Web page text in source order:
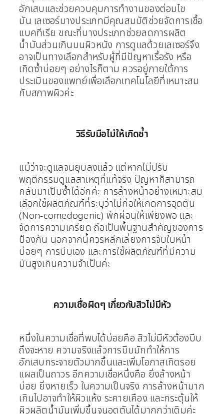
อักเสบและช่วยควบคุมการทำงานของต่อมไข
มัน เลเซอร์บางประเภทมีคุณสมบัติช่วยจัดการเชื้อ
แบคทีเรีย ขณะที่บางประเภทช่วยลดการผลิต
น้ำมันส่วนเกินบนผิวหนัง การดูแลด้วยเลเซอร์จึง
อาจเป็นทางเลือกสำหรับผู้ที่มีปัญหาเรื้อรัง หรือ
เกิดซ้ำบ่อยๆ อย่างไรก็ตาม ควรอยู่ภายใต้การ
ประเมินของแพทย์เพื่อเลือกเทคโนโลยีที่เหมาะสม
กับสภาพผิวค่ะ
วิธีรับมือไม่ให้เกิดซ้ำ
แม้ว่าจะดูแลจนยุบลงแล้ว แต่หากไม่ปรับ
พฤติกรรมดูแลสาเหตุที่แท้จริง ปัญหาก็สามารถ
กลับมาเป็นซ้ำได้อีกค่ะ การล้างหน้าอย่างเหมาะสม
เลือกใช้ผลิตภัณฑ์ที่ระบุว่าไม่ก่อให้เกิดการอุดตัน
(Non-comedogenic) พักผ่อนให้เพียงพอ และ
จัดการความเครียด ถือเป็นพื้นฐานสำคัญของการ
ป้องกัน นอกจากนี้ควรหลีกเลี่ยงการจับใบหน้า
บ่อยๆ การบีบเอง และการใช้ผลิตภัณฑ์ที่มีความ
มันสูงเกินความจำเป็นค่ะ
ความเชื่อผิดๆ เกี่ยวกับสิวไม่มีหัว
หนึ่งในความเชื่อที่พบได้บ่อยคือ สิวไม่มีหัวต้องบีบ
ถึงจะหาย ความจริงแล้วการบีบมักทำให้การ
อักเสบกระจายตัวมากขึ้นและเพิ่มโอกาสเกิดรอย
แผลเป็นถาวรอีกความเชื่อหนึ่งคือ ยิ่งล้างหน้า
บ่อย ยิ่งหายเร็ว ในความเป็นจริง การล้างหน้ามาก
เกินไปอาจทำให้ผิวแห้ง ระคายเคือง และกระตุ้นให้
ผิวผลิตน้ำมันเพิ่มขึ้นจนอุดตันได้มากกว่าเดิมค่ะ